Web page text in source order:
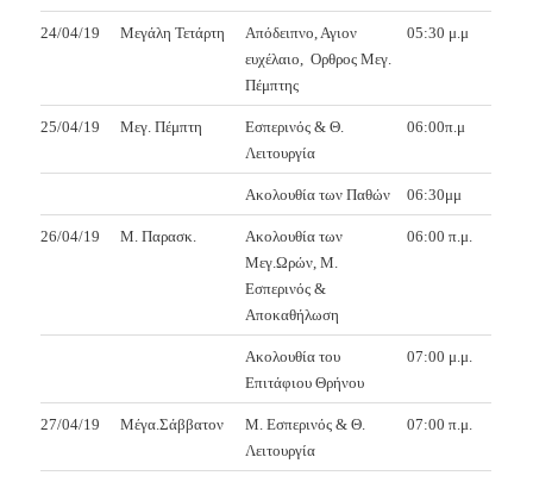
24/04/19 Μεγάλη Τετάρτη
Απόδειπνο, Αγιον
ευχέλαιο, Ορθρος Μεγ.
Πέμπτης
05:30 μ.μ
25/04/19 Μεγ. Πέμπτη
Εσπερινός & Θ.
Λειτουργία
06:00π.μ
Ακολουθία των Παθών 06:30μμ
26/04/19 Μ. Παρασκ.
Ακολουθία των
Μεγ.Ωρών, Μ.
Εσπερινός &
Αποκαθήλωση
06:00 π.μ.
Ακολουθία του
Επιτάφιου Θρήνου
07:00 μ.μ.
27/04/19 Μέγα.Σάββατον
Μ. Εσπερινός & Θ.
Λειτουργία
07:00 π.μ.